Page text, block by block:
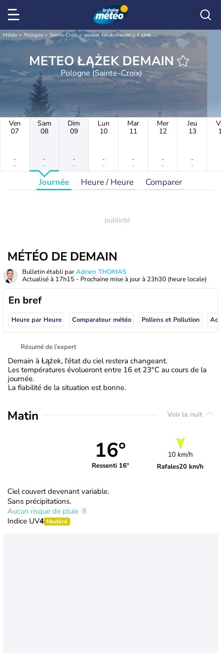
Météo Pologne Sainte-Croix powiat sandomierski Łążek
METEO ŁĄŻEK DEMAIN
Pologne (Sainte-Croix)
Ven
07
-
-
Sam
08
-
-
Dim
09
-
-
Lun
10
-
-
Mar
11
-
-
Mer
12
-
-
Jeu
13
-
-
Journée Heure / Heure Comparer
MÉTÉO DE DEMAIN
Bulletin établi parAdrien THOMAS
Actualisé à 17h15 - Prochaine mise à jour à 23h30 (heure locale)
En bref
Heure par Heure Comparateur météo Pollens et Pollution
Résumé de l’expert
Demain à Łążek, l'état du ciel restera changeant.
Les températures évolueront entre 16 et 23°C au cours de la
journée.
La fiabilité de la situation est bonne.
Matin Voir la nuit
16°
Ressenti 16°
10 km/h
Rafales20 km/h
Ciel couvert devenant variable.
Sans précipitations.
Aucun risque de pluie
Indice UV4 Modéré